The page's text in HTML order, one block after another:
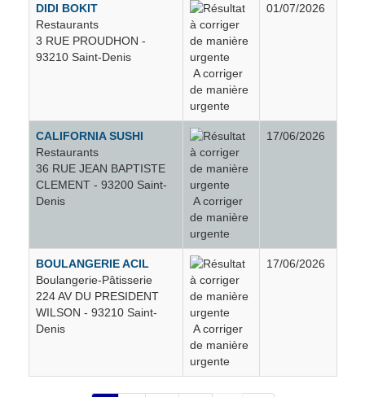
DIDI BOKIT
Restaurants
3 RUE PROUDHON -
93210 Saint-Denis
A corriger
de manière
urgente
01/07/2026
CALIFORNIA SUSHI
Restaurants
36 RUE JEAN BAPTISTE
CLEMENT - 93200 Saint-
Denis
A corriger
de manière
urgente
17/06/2026
BOULANGERIE ACIL
Boulangerie-Pâtisserie
224 AV DU PRESIDENT
WILSON - 93210 Saint-
Denis
A corriger
de manière
urgente
17/06/2026